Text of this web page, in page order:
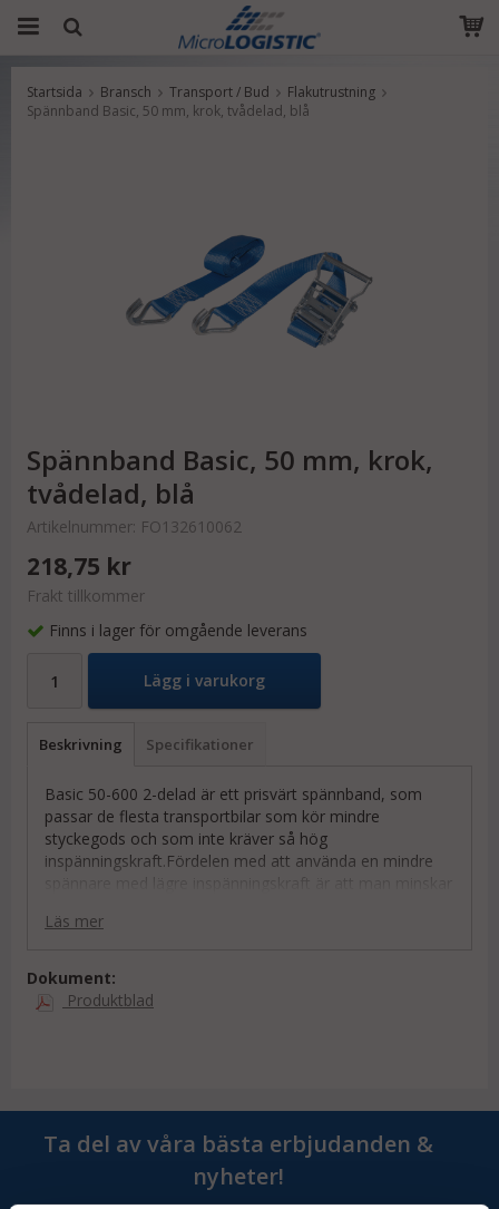
Produkten har blivit tillagd i varukorgen
Startsida Bransch Transport / Bud
Flakutrustning
Spännband Basic, 50 mm, krok, tvådelad, blå
Spännband Basic, 50 mm, krok,
tvådelad, blå
Artikelnummer: FO132610062
218,75 kr
Frakt tillkommer
Finns i lager för omgående leverans
Lägg i varukorg
Beskrivning Specifikationer
Basic 50-600 2-delad är ett prisvärt spännband, som
passar de flesta transportbilar som kör mindre
styckegods och som inte kräver så hög
inspänningskraft.Fördelen med att använda en mindre
godset. Alla ingående komponenter är utprovade och av
och hög säkerhet. Spännarens konstruktion är
framtagen för att ge ett stadigt och bekvämt grepp.
vid STH 50 daN (Standard Hand Force).
• Märkning och utförande i enlighet med SS-EN 12195-2.
• 1,0+3,0m per del i surrningen
Läs mer
Dokument:
Produktblad
Ta del av våra bästa erbjudanden &
nyheter!